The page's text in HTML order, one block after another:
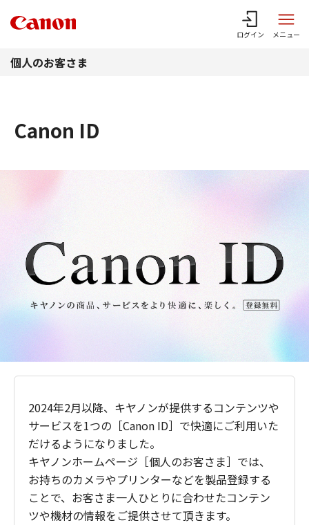
ログイン メニュー
個人のお客さま
Canon ID
2024年2月以降、キヤノンが提供するコンテンツや
サービスを1つの［Canon ID］で快適にご利用いた
だけるようになりました。
キヤノンホームページ［個人のお客さま］では、
お持ちのカメラやプリンターなどを製品登録する
ことで、お客さま一人ひとりに合わせたコンテン
ツや機材の情報をご提供させて頂きます。